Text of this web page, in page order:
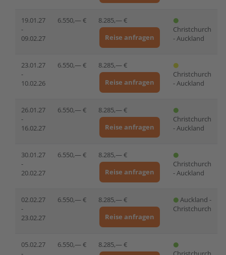
19.01.27
-
09.02.27
6.550,— €
8.285,— €
Reise anfragen
Christchurch
- Auckland
23.01.27
-
10.02.26
6.550,— €
8.285,— €
Reise anfragen
Christchurch
- Auckland
26.01.27
-
16.02.27
6.550,— €
8.285,— €
Reise anfragen
Christchurch
- Auckland
30.01.27
-
20.02.27
6.550,— €
8.285,— €
Reise anfragen
Christchurch
- Auckland
02.02.27
-
23.02.27
6.550,— €
8.285,— €
Reise anfragen
Auckland -
Christchurch
05.02.27
6.550,— €
8.285,— €